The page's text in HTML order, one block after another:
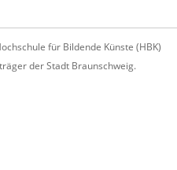
für Bildende Künste (HBK)
der Stadt Braunschweig.